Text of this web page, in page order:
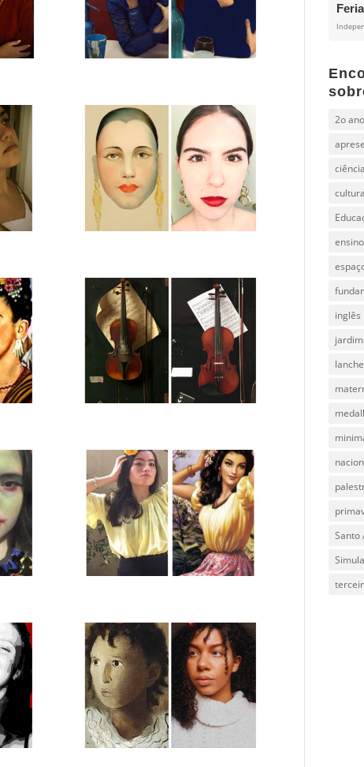
2o ano
ensino
inglês
lanche
Santo